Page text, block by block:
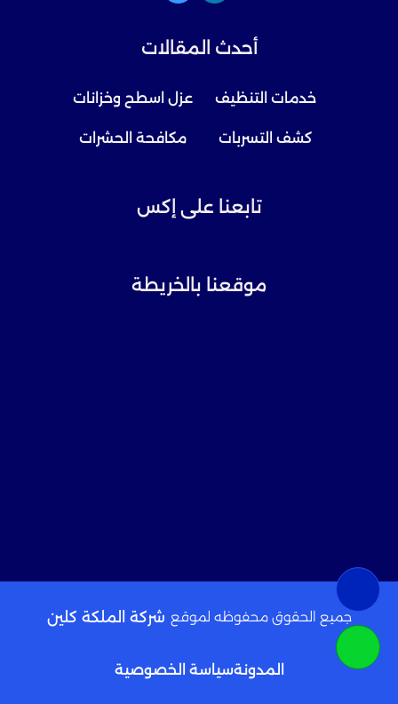
أحدث المقالات
خدمات التنظيف عزل اسطح وخزانات
كشف التسربات مكافحة الحشرات
تابعنا على إكس
موقعنا بالخريطة
جميع الحقوق محفوظه لموقع شركة الملكة كلين
المدونةسياسة الخصوصية